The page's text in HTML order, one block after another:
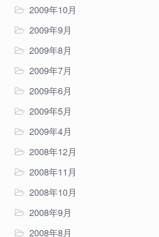
2009年10月
2009年9月
2009年8月
2009年7月
2009年6月
2009年5月
2009年4月
2008年12月
2008年11月
2008年10月
2008年9月
2008年8月